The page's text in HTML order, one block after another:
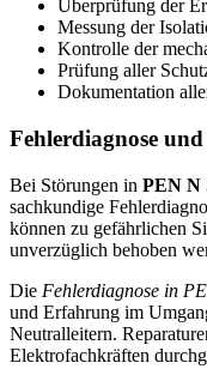
Überprüfung der
Messung der
Kontrolle der
Prüfung aller
Dokumentation
Fehlerdiagnose
Bei Störungen in PEN N
sachkundige
können zu gefährlichen
unverzüglich behoben
Die Fehlerdiagnose in
und Erfahrung im
Neutralleitern.
Elektrofachkräften